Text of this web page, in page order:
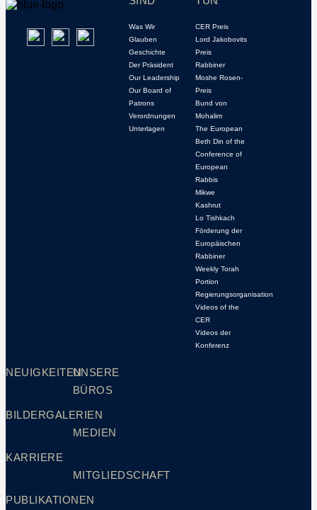
Was Wir
Glauben
Geschichte
Der Präsident
Our Leadership
Our Board of
Patrons
Verordnungen
Unterlagen
CER Preis
Lord Jakobovits
Preis
Rabbiner
Moshe Rosen-
Preis
Bund von
Mohalim
The European
Beth Din of the
Conference of
European
Rabbis
Mikwe
Kashrut
Lo Tishkach
Förderung der
Europäischen
Rabbiner
Weekly Torah
Portion
Regierungsorganisation
Videos of the
CER
Videos der
Konferenz
NEUIGKEITEN
BILDERGALERIEN
KARRIERE
PUBLIKATIONEN
UNSERE
BÜROS
MEDIEN
MITGLIEDSCHAFT